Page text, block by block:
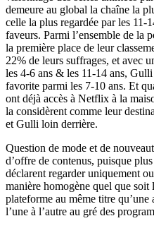
demeure au global la chaîne la
celle la plus regardée par les 11-
faveurs. Parmi l’ensemble de la
la première place de leur
22% de leurs suffrages, et avec
les 4-6 ans & les 11-14 ans,
favorite parmi les 7-10 ans. Et
ont déjà accès à Netflix à la
la considèrent comme leur
et Gulli loin derrière.
Question de mode et de
d’offre de contenus, puisque
déclarent regarder uniquement
manière homogène quel que soit
plateforme au même titre
l’une à l’autre au gré des